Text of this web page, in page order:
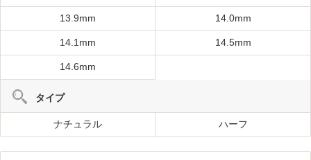
13.9mm 14.0mm
14.1mm 14.5mm
14.6mm
タイプ
ナチュラル ハーフ